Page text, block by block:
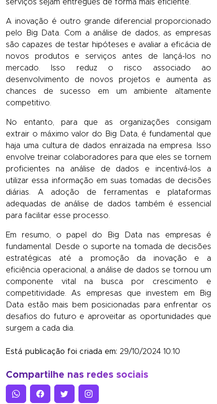
serviços sejam entregues de forma mais eficiente.
A inovação é outro grande diferencial proporcionado
pelo Big Data. Com a análise de dados, as empresas
são capazes de testar hipóteses e avaliar a eficácia de
novos produtos e serviços antes de lançá-los no
mercado. Isso reduz o risco associado ao
desenvolvimento de novos projetos e aumenta as
chances de sucesso em um ambiente altamente
competitivo.
No entanto, para que as organizações consigam
extrair o máximo valor do Big Data, é fundamental que
haja uma cultura de dados enraizada na empresa. Isso
envolve treinar colaboradores para que eles se tornem
proficientes na análise de dados e incentivá-los a
utilizar essa informação em suas tomadas de decisões
diárias. A adoção de ferramentas e plataformas
adequadas de análise de dados também é essencial
para facilitar esse processo.
Em resumo, o papel do Big Data nas empresas é
fundamental. Desde o suporte na tomada de decisões
estratégicas até a promoção da inovação e a
eficiência operacional, a análise de dados se tornou um
componente vital na busca por crescimento e
competitividade. As empresas que investem em Big
Data estão mais bem posicionadas para enfrentar os
desafios do futuro e aproveitar as oportunidades que
surgem a cada dia.
Está publicação foi criada em: 29/10/2024 10:10
Compartilhe nas redes sociais